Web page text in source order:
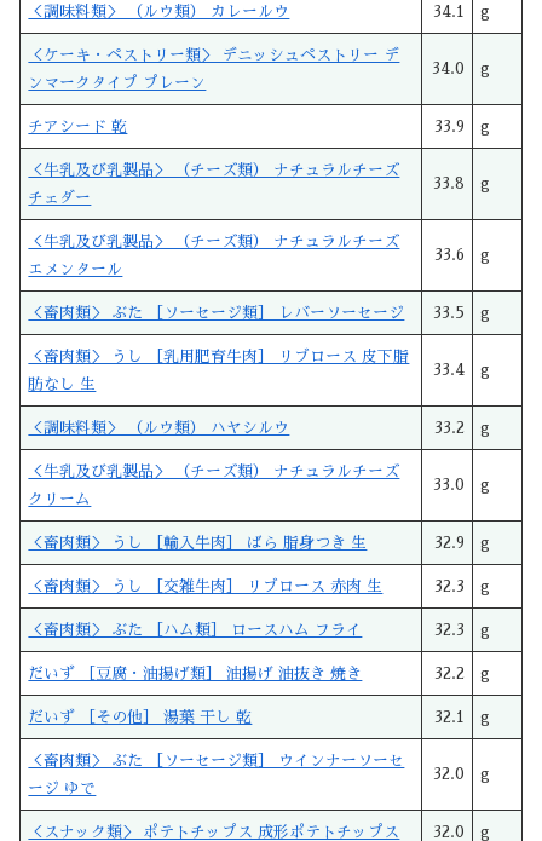
＜調味料類＞ （ルウ類） カレールウ 34.1 g
＜ケーキ・ペストリー類＞ デニッシュペストリー デ
ンマークタイプ プレーン
34.0 g
チアシード 乾 33.9 g
＜牛乳及び乳製品＞ （チーズ類） ナチュラルチーズ
チェダー
33.8 g
＜牛乳及び乳製品＞ （チーズ類） ナチュラルチーズ
エメンタール
33.6 g
＜畜肉類＞ ぶた ［ソーセージ類］ レバーソーセージ 33.5 g
＜畜肉類＞ うし ［乳用肥育牛肉］ リブロース 皮下脂
肪なし 生
33.4 g
＜調味料類＞ （ルウ類） ハヤシルウ 33.2 g
＜牛乳及び乳製品＞ （チーズ類） ナチュラルチーズ
クリーム
33.0 g
＜畜肉類＞ うし ［輸入牛肉］ ばら 脂身つき 生 32.9 g
＜畜肉類＞ うし ［交雑牛肉］ リブロース 赤肉 生 32.3 g
＜畜肉類＞ ぶた ［ハム類］ ロースハム フライ 32.3 g
だいず ［豆腐・油揚げ類］ 油揚げ 油抜き 焼き 32.2 g
だいず ［その他］ 湯葉 干し 乾 32.1 g
＜畜肉類＞ ぶた ［ソーセージ類］ ウインナーソーセ
ージ ゆで
32.0 g
＜スナック類＞ ポテトチップス 成形ポテトチップス 32.0 g